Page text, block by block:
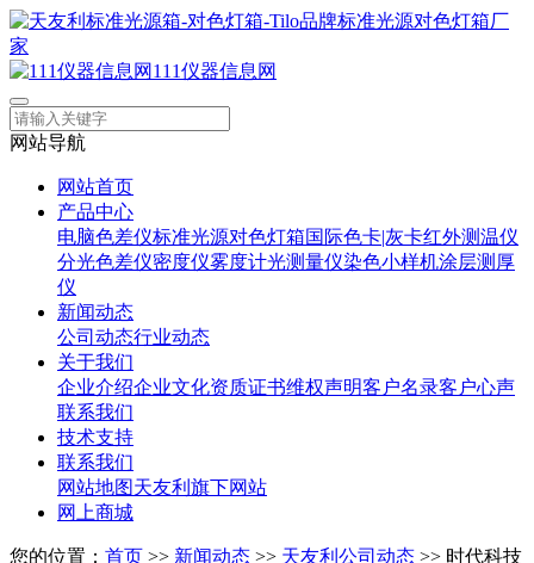
111仪器信息网
网站导航
网站首页
产品中心
电脑色差仪标准光源对色灯箱国际色卡|灰卡红外测温仪
分光色差仪密度仪雾度计光测量仪染色小样机涂层测厚
仪
新闻动态
公司动态行业动态
关于我们
企业介绍企业文化资质证书维权声明客户名录客户心声
联系我们
技术支持
联系我们
网站地图天友利旗下网站
网上商城
您的位置： 首页 >> 新闻动态 >> 天友利公司动态 >> 时代科技